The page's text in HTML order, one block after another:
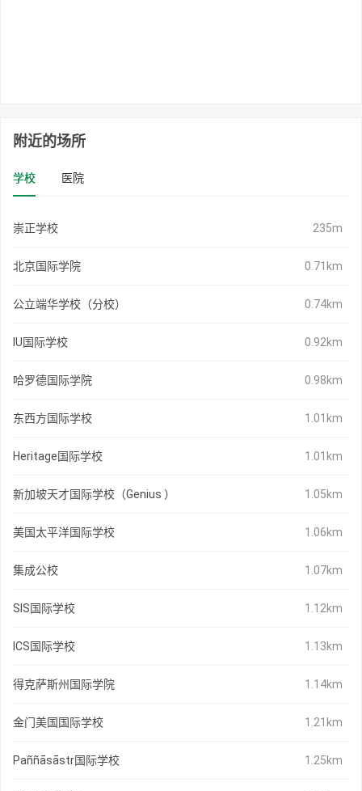
附近的场所
学校 医院
崇正学校 235m
北京国际学院 0.71km
公立端华学校（分校） 0.74km
IU国际学校 0.92km
哈罗德国际学院 0.98km
东西方国际学校 1.01km
Heritage国际学校 1.01km
新加坡天才国际学校（Genius ） 1.05km
美国太平洋国际学校 1.06km
集成公校 1.07km
SIS国际学校 1.12km
ICS国际学校 1.13km
得克萨斯州国际学院 1.14km
金门美国国际学校 1.21km
Paññāsāstr国际学校 1.25km